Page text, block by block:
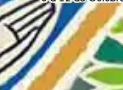
Tema: Com Maria, Mãe da Esperança,
De 03 a 12 de